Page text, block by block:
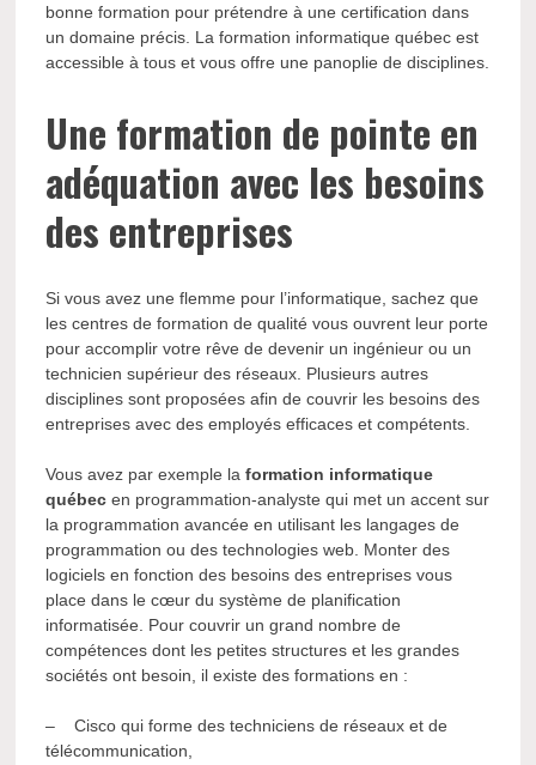
bonne formation pour prétendre à une certification dans
un domaine précis. La formation informatique québec est
accessible à tous et vous offre une panoplie de disciplines.
Une formation de pointe en
adéquation avec les besoins
des entreprises
Si vous avez une flemme pour l’informatique, sachez que
les centres de formation de qualité vous ouvrent leur porte
pour accomplir votre rêve de devenir un ingénieur ou un
technicien supérieur des réseaux. Plusieurs autres
disciplines sont proposées afin de couvrir les besoins des
entreprises avec des employés efficaces et compétents.
Vous avez par exemple laformation informatique
québec en programmation-analyste qui met un accent sur
la programmation avancée en utilisant les langages de
programmation ou des technologies web. Monter des
logiciels en fonction des besoins des entreprises vous
place dans le cœur du système de planification
informatisée. Pour couvrir un grand nombre de
compétences dont les petites structures et les grandes
sociétés ont besoin, il existe des formations en :
– Cisco qui forme des techniciens de réseaux et de
télécommunication,